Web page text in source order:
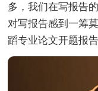
多，我们在写报告
对写报告感到一筹
蹈专业论文开题报